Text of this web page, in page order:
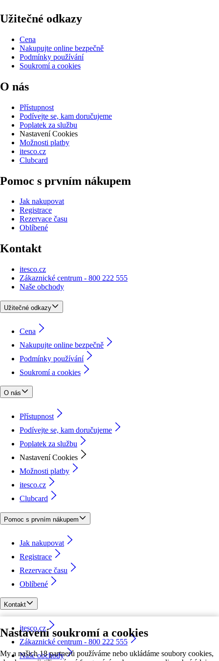
Nastavení soukromí a cookies
My a našich 18 partnerů používáme nebo ukládáme soubory cookies,
Užitečné odkazy
Cena
Nakupujte online bezpečně
Podmínky používání
Soukromí a cookies
O nás
Přístupnost
Podívejte se, kam doručujeme
Poplatek za službu
Nastavení Cookies
Možnosti platby
itesco.cz
Clubcard
Pomoc s prvním nákupem
Jak nakupovat
Registrace
Rezervace času
Oblíbené
Kontakt
itesco.cz
Zákaznické centrum - 800 222 555
Naše obchody
Užitečné odkazy
Cena
Nakupujte online bezpečně
Podmínky používání
Soukromí a cookies
O nás
Přístupnost
Podívejte se, kam doručujeme
Poplatek za službu
Nastavení Cookies
Možnosti platby
itesco.cz
Clubcard
Pomoc s prvním nákupem
Jak nakupovat
Registrace
Rezervace času
Oblíbené
Kontakt
itesco.cz
Zákaznické centrum - 800 222 555
Naše obchody